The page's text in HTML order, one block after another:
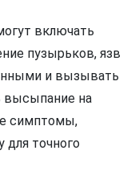
включать
пузырьков, язв
и вызывать
высыпание на
симптомы,
для точного